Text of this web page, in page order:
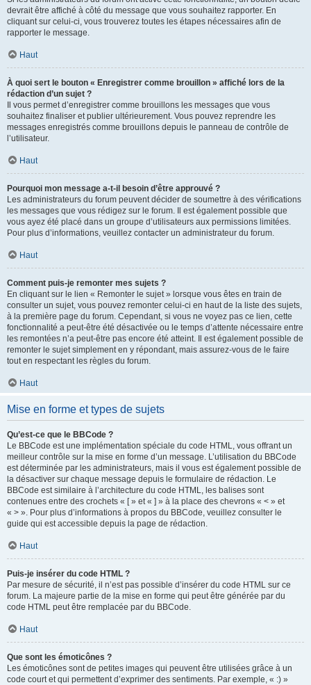
devrait être affiché à côté du message que vous souhaitez rapporter. En
cliquant sur celui-ci, vous trouverez toutes les étapes nécessaires afin de
rapporter le message.
Haut
À quoi sert le bouton « Enregistrer comme brouillon » affiché lors de la
rédaction d’un sujet ?
Il vous permet d’enregistrer comme brouillons les messages que vous
souhaitez finaliser et publier ultérieurement. Vous pouvez reprendre les
messages enregistrés comme brouillons depuis le panneau de contrôle de
l’utilisateur.
Haut
Pourquoi mon message a-t-il besoin d’être approuvé ?
Les administrateurs du forum peuvent décider de soumettre à des vérifications
les messages que vous rédigez sur le forum. Il est également possible que
vous ayez été placé dans un groupe d’utilisateurs aux permissions limitées.
Pour plus d’informations, veuillez contacter un administrateur du forum.
Haut
Comment puis-je remonter mes sujets ?
En cliquant sur le lien « Remonter le sujet » lorsque vous êtes en train de
consulter un sujet, vous pouvez remonter celui-ci en haut de la liste des sujets,
à la première page du forum. Cependant, si vous ne voyez pas ce lien, cette
fonctionnalité a peut-être été désactivée ou le temps d’attente nécessaire entre
les remontées n’a peut-être pas encore été atteint. Il est également possible de
remonter le sujet simplement en y répondant, mais assurez-vous de le faire
tout en respectant les règles du forum.
Haut
Mise en forme et types de sujets
Qu’est-ce que le BBCode ?
Le BBCode est une implémentation spéciale du code HTML, vous offrant un
meilleur contrôle sur la mise en forme d’un message. L’utilisation du BBCode
est déterminée par les administrateurs, mais il vous est également possible de
la désactiver sur chaque message depuis le formulaire de rédaction. Le
BBCode est similaire à l’architecture du code HTML, les balises sont
contenues entre des crochets « [ » et « ] » à la place des chevrons « < » et
« > ». Pour plus d’informations à propos du BBCode, veuillez consulter le
guide qui est accessible depuis la page de rédaction.
Haut
Puis-je insérer du code HTML ?
Par mesure de sécurité, il n’est pas possible d’insérer du code HTML sur ce
forum. La majeure partie de la mise en forme qui peut être générée par du
code HTML peut être remplacée par du BBCode.
Haut
Que sont les émoticônes ?
Les émoticônes sont de petites images qui peuvent être utilisées grâce à un
code court et qui permettent d’exprimer des sentiments. Par exemple, « :) »